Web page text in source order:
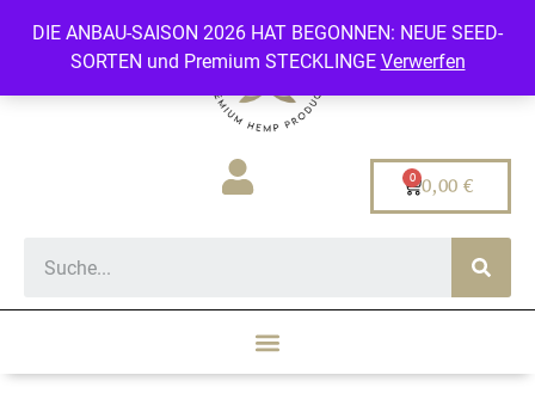
DIE ANBAU-SAISON 2026 HAT BEGONNEN: NEUE SEED-
SORTEN und Premium STECKLINGE Verwerfen
0,00€